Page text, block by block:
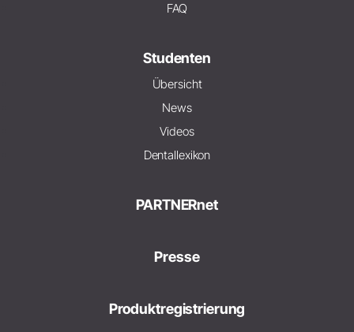
FAQ
Studenten
Übersicht
News
Videos
Dentallexikon
PARTNERnet
Presse
Produktregistrierung